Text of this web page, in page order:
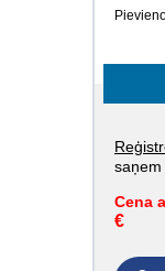
saņem
Cena
€